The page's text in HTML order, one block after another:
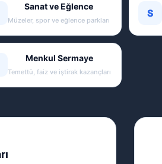
Sanat ve Eğlence
Müzeler, spor ve eğlence parkları
S
Menkul Sermaye
Temettü, faiz ve iştirak kazançları